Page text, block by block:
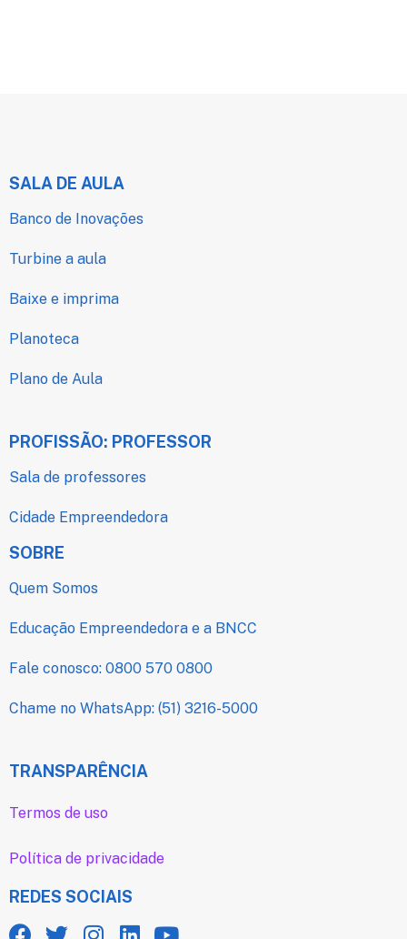
SALA DE AULA
Banco de Inovações
Turbine a aula
Baixe e imprima
Planoteca
Plano de Aula
PROFISSÃO: PROFESSOR
Sala de professores
Cidade Empreendedora
SOBRE
Quem Somos
Educação Empreendedora e a BNCC
Fale conosco: 0800 570 0800
Chame no WhatsApp: (51) 3216-5000
TRANSPARÊNCIA
Termos de uso
Política de privacidade
REDES SOCIAIS